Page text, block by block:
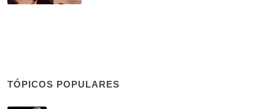
TÓPICOS POPULARES